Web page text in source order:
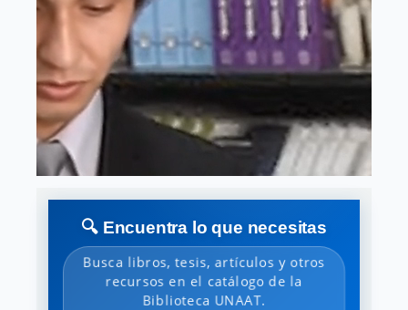
🔍 Encuentra lo que necesitas
Busca libros, tesis, artículos y otros
recursos en el catálogo de la
Biblioteca UNAAT.